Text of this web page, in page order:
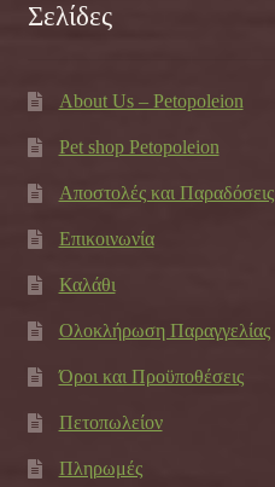
Σελίδες
About Us – Petopoleion
Pet shop Petopoleion
Αποστολές και Παραδόσεις
Επικοινωνία
Καλάθι
Ολοκλήρωση Παραγγελίας
Όροι και Προϋποθέσεις
Πετοπωλείον
Πληρωμές